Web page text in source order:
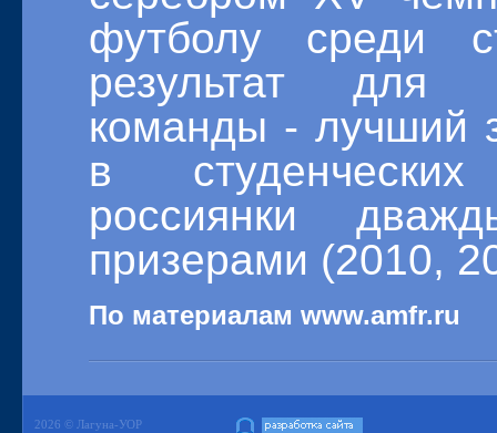
футболу среди
результат для
команды - лучший
в
россиянки
призерами (2010,
По материалам www.amfr.ru
2026 © Лагуна-УОР